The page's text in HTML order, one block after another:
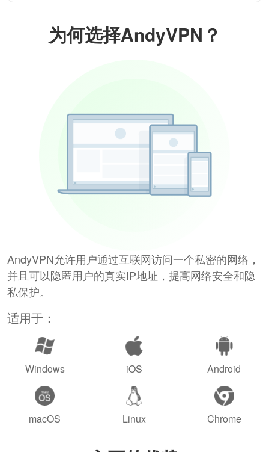
为何选择AndyVPN？
AndyVPN允许用户通过互联网访问一个私密的网络，
并且可以隐匿用户的真实IP地址，提高网络安全和隐
私保护。
适用于：
Windows iOS Android
macOS Linux Chrome